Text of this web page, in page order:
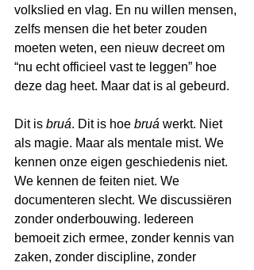
volkslied en vlag. En nu willen mensen,
zelfs mensen die het beter zouden
moeten weten, een nieuw decreet om
“nu echt officieel vast te leggen” hoe
deze dag heet. Maar dat is al gebeurd.
Dit is bruá. Dit is hoe bruá werkt. Niet
als magie. Maar als mentale mist. We
kennen onze eigen geschiedenis niet.
We kennen de feiten niet. We
documenteren slecht. We discussiëren
zonder onderbouwing. Iedereen
bemoeit zich ermee, zonder kennis van
zaken, zonder discipline, zonder